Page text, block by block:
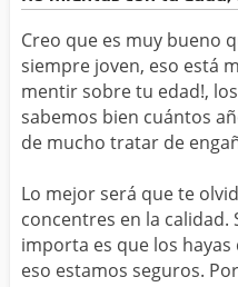
Creo que es muy bueno
siempre joven, eso está
mentir sobre tu edad!,
sabemos bien cuántos
de mucho tratar de
Lo mejor será que te
concentres en la calidad.
importa es que los
eso estamos seguros.